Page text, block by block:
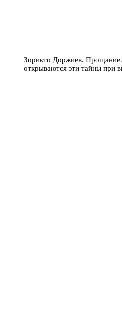
Зорикто Доржиев. Прощание.
открываются эти тайны при